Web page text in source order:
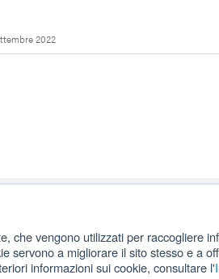
che vengono utilizzati per raccogliere
servono a migliorare il sito stesso e a
informazioni sui cookie, consultare l'
2022